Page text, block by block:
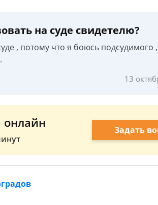
на суде свидетелю?
, потому что я боюсь подсудимого
13
онлайн Задать